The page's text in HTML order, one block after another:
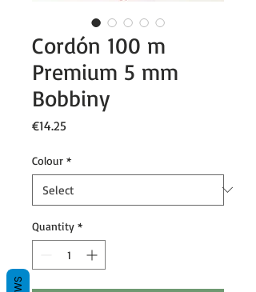
Cordón 100 m
Premium 5 mm
Bobbiny
€14.25
Colour *
Quantity *